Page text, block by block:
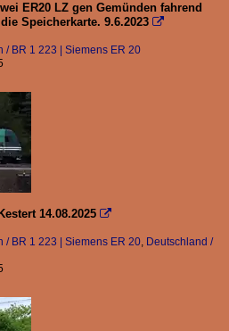
P160 DE ME | Private
DE
BB
DE 18
ER20 LZ gen Gemünden fahrend
Speicherkarte. 9.6.2023 
/ BR 1 223 | Siemens ER 20
14.08.2025 
/ BR 1 223 | Siemens ER 20, Deutschland /